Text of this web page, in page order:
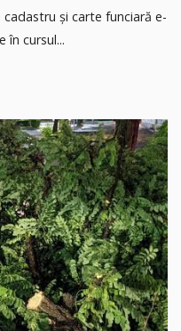
și carte funciară e-
în cursul...